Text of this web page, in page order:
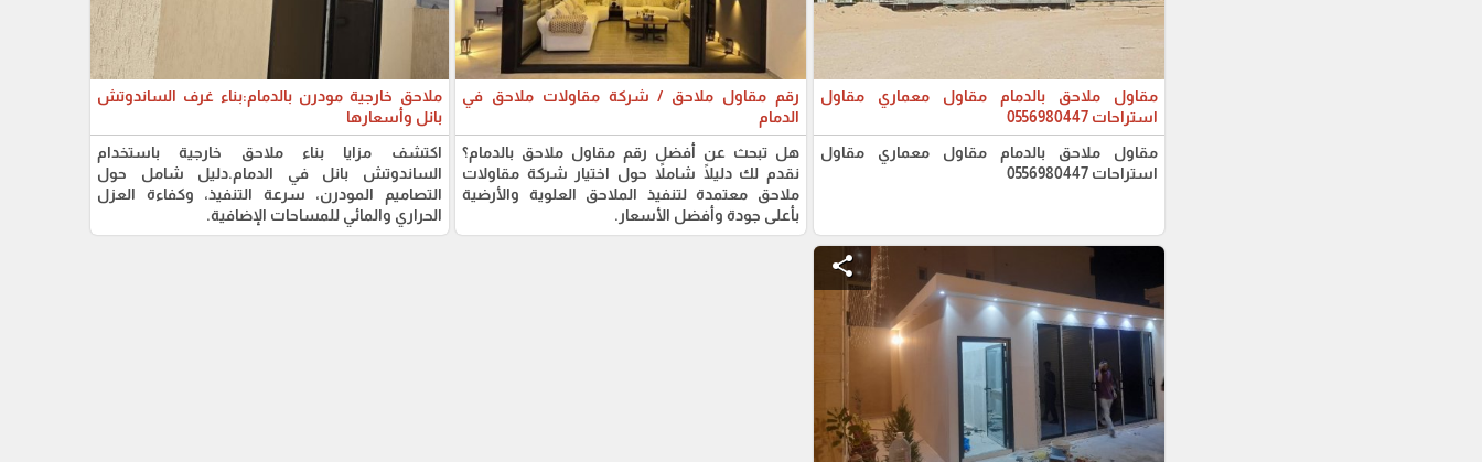
مقاول ملاحق بالدمام مقاول معماري مقاول
استراحات 0556980447
مقاول ملاحق بالدمام مقاول معماري مقاول
استراحات 0556980447
رقم مقاول ملاحق / شركة مقاولات ملاحق في
الدمام
هل تبحث عن أفضل رقم مقاول ملاحق بالدمام؟
نقدم لك دليلًا شاملاً حول اختيار شركة مقاولات
ملاحق معتمدة لتنفيذ الملاحق العلوية والأرضية
بأعلى جودة وأفضل الأسعار.
ملاحق خارجية مودرن بالدمام:بناء غرف الساندوتش
بانل وأسعارها
اكتشف مزايا بناء ملاحق خارجية باستخدام
الساندوتش بانل في الدمام.دليل شامل حول
التصاميم المودرن، سرعة التنفيذ، وكفاءة العزل
الحراري والمائي للمساحات الإضافية.
share